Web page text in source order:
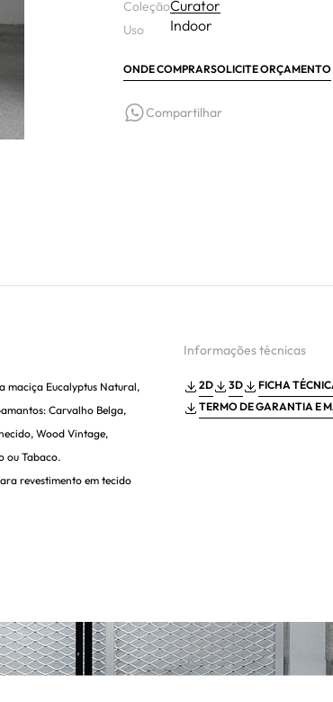
Coleção
Uso
Curator
Indoor
ONDE COMPRARSOLICITE ORÇAMENTO
Compartilhar
maciça Eucalyptus Natural,
Carvalho Belga,
Wood Vintage,
ou Tabaco.
revestimento em tecido
Informações técnicas
2D 3D
FICHA
TERMO DE GARANTIA E